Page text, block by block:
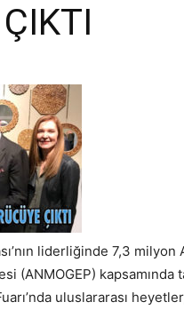
liderliğinde 7,3
(ANMOGEP)
uluslararası